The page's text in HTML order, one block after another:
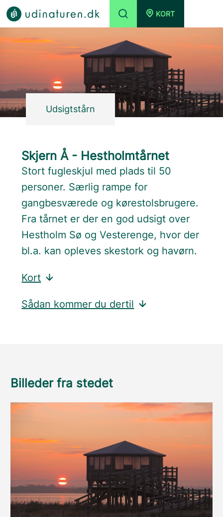
KORT
Udsigtstårn
Skjern Å - Hestholmtårnet
Stort fugleskjul med plads til 50
personer. Særlig rampe for
gangbesværede og kørestolsbrugere.
Fra tårnet er der en god udsigt over
Hestholm Sø og Vesterenge, hvor der
bl.a. kan opleves skestork og havørn.
Kort
Sådan kommer du dertil
Billeder fra stedet